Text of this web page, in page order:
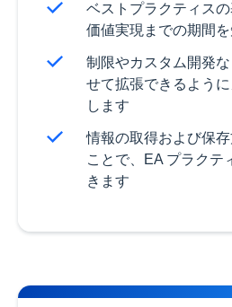
ベストプラクティスの
価値実現までの期間
制限やカスタム開発
せて拡張できるよう
します
情報の取得および保
ことで、EA プラクテ
きます